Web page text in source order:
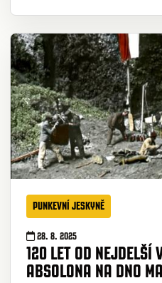
PUNKEVNÍ JESKYNĚ
28. 8. 2025
120 LET OD NEJDELŠÍ
ABSOLONA NA DNO